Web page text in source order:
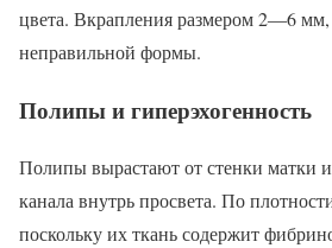
цвета. Вкрапления размером 2―6
неправильной формы.
Полипы и гиперэхогенность
Полипы вырастают от стенки матки
канала внутрь просвета. По
поскольку их ткань содержит